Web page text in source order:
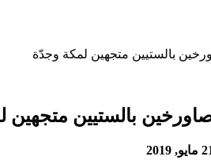
بالستيين متجهين لمكة وجدّة
بالستيين متجهين
2019